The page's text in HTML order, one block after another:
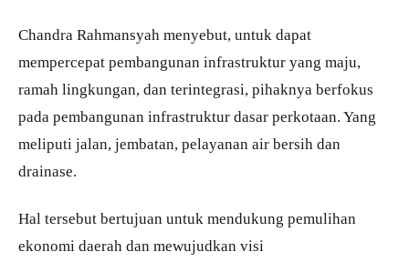
Chandra Rahmansyah menyebut, untuk dapat
mempercepat pembangunan infrastruktur yang maju,
ramah lingkungan, dan terintegrasi, pihaknya berfokus
pada pembangunan infrastruktur dasar perkotaan. Yang
meliputi jalan, jembatan, pelayanan air bersih dan
drainase.
Hal tersebut bertujuan untuk mendukung pemulihan
ekonomi daerah dan mewujudkan visi